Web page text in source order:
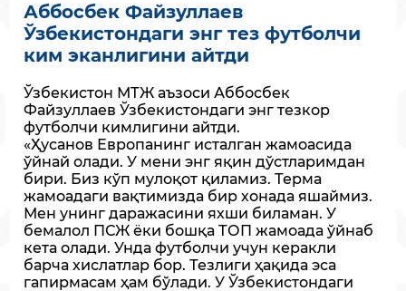
Аббосбек Файзуллаев
Ўзбекистондаги энг тез футболчи
ким эканлигини айтди
Ўзбекистон МТЖ аъзоси Аббосбек
Файзуллаев Ўзбекистондаги энг тезкор
футболчи кимлигини айтди.
«Ҳусанов Европанинг исталган жамоасида
ўйнай олади. У мени энг яқин дўстларимдан
бири. Биз кўп мулоқот қиламиз. Терма
жамоадаги вақтимизда бир хонада яшаймиз.
Мен унинг даражасини яхши биламан. У
бемалол ПСЖ ёки бошқа ТОП жамоада ўйнаб
кета олади. Унда футболчи учун керакли
барча хислатлар бор. Тезлиги ҳақида эса
гапирмасам ҳам бўлади. У Ўзбекистондаги